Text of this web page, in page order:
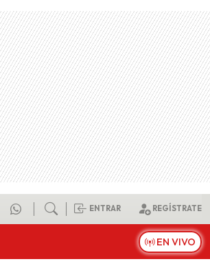
ENTRAR REGÍSTRATE
EN VIVO